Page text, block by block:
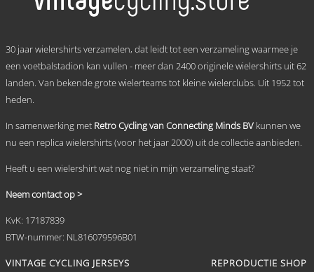
Deze
gekozen
op
de
30 jaar wielershirts verzamelen, dat leidt tot een verzameling waarmee je
een voetbalstadion kan vullen - meer dan 2400 originele wielershirts uit 62
landen. Van bekende grote wielerteams tot kleine wielerclubs. Uit 1952 tot
heden.
In samenwerking met Retro Cycling van Connecting Minds BV kunnen we
nu een replica wielershirts (voor het jaar 2000) uit de collectie aanbieden.
Heeft u een wielershirt wat nog niet in mijn verzameling staat?
Neem contact op >
KvK: 17187839
BTW-nummer: NL816079596B01
VINTAGE CYCLING JERSEYS REPRODUCTIE SHOP